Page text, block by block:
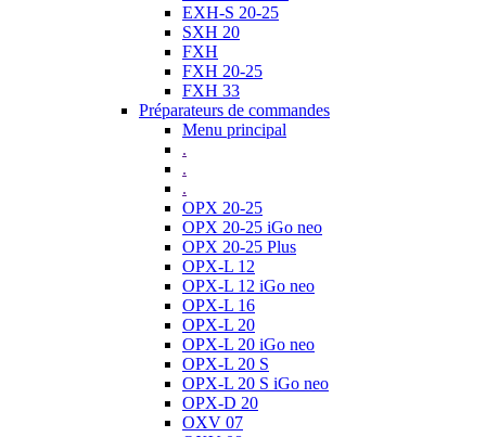
EXH-S 20-25
SXH 20
FXH
FXH 20-25
FXH 33
Préparateurs de commandes
Menu principal
.
.
.
OPX 20-25
OPX 20-25 iGo neo
OPX 20-25 Plus
OPX-L 12
OPX-L 12 iGo neo
OPX-L 16
OPX-L 20
OPX-L 20 iGo neo
OPX-L 20 S
OPX-L 20 S iGo neo
OPX-D 20
OXV 07